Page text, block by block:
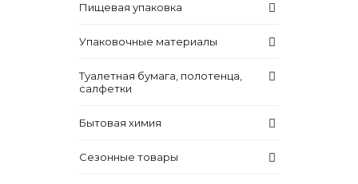
Пищевая упаковка
Упаковочные материалы
Туалетная бумага, полотенца,
салфетки
Бытовая химия
Сезонные товары